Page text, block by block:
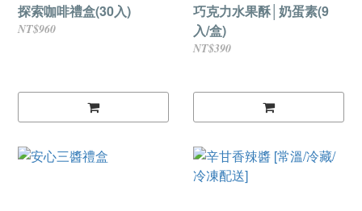
探索咖啡禮盒(30入)
NT$960
巧克力水果酥│奶蛋素(9
入/盒)
NT$390